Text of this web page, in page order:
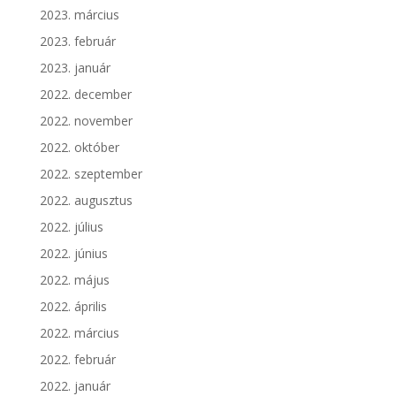
2023. március
2023. február
2023. január
2022. december
2022. november
2022. október
2022. szeptember
2022. augusztus
2022. július
2022. június
2022. május
2022. április
2022. március
2022. február
2022. január